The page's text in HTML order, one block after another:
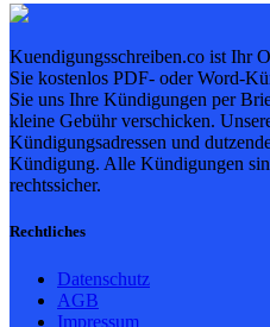
Kuendigungsschreiben.co ist Ihr
Sie kostenlos PDF- oder Word-
Sie uns Ihre Kündigungen per
kleine Gebühr verschicken.
Kündigungsadressen und
Kündigung. Alle Kündigungen
rechtssicher.
Rechtliches
Datenschutz
AGB
Impressum